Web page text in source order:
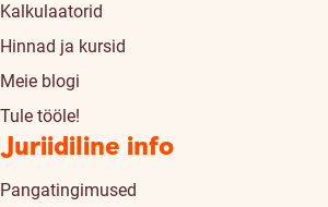
Kalkulaatorid
Hinnad ja kursid
Meie blogi
Tule tööle!
Juriidiline info
Pangatingimused